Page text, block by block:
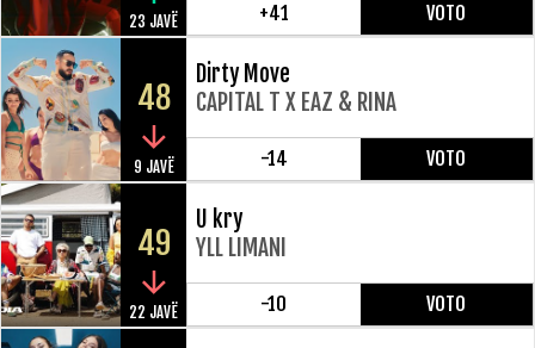
23 JAVË +41 VOTO
48
9 JAVË
Dirty Move
CAPITAL T X EAZ & RINA
-14 VOTO
49
22 JAVË
U kry
YLL LIMANI
-10 VOTO